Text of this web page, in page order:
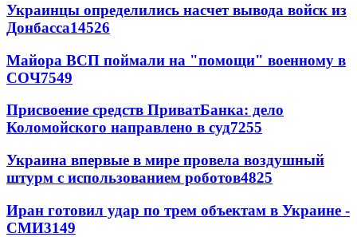
Украинцы определились насчет вывода войск из
Донбасса14526
Майора ВСП поймали на "помощи" военному в
СОЧ7549
Присвоение средств ПриватБанка: дело
Коломойского направлено в суд7255
Украина впервые в мире провела воздушный
штурм с использованием роботов4825
Иран готовил удар по трем объектам в Украине -
СМИ3149